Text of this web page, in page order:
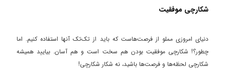
شکارچی موفقیت
دنیای امروزی مملو از فرصت‌هاست که باید از تک‌تک آنها استفاده کنیم. اما
چطور؟! شکارچی موفقیت بودن هم سخت است و هم آسان. بیایید همیشه
شکارچی لحظه‌ها و فرصت‌ها باشید، نه شکار شکارچی!